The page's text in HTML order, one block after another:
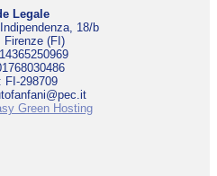
Legale
18/b
Firenze (FI)
FI-298709
Green Hosting